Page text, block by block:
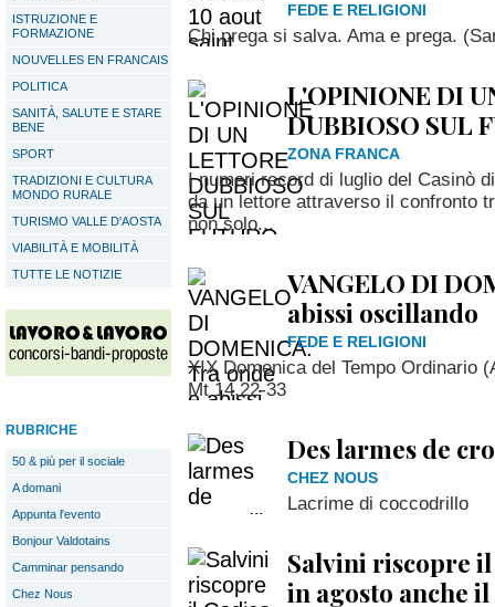
ISTRUZIONE E
FORMAZIONE
NOUVELLES EN FRANCAIS
POLITICA
SANITÀ, SALUTE E STARE
BENE
SPORT
TRADIZIONI E CULTURA
MONDO RURALE
TURISMO VALLE D'AOSTA
VIABILITÀ E MOBILITÀ
TUTTE LE NOTIZIE
RUBRICHE
50 & più per il sociale
A domani
Appunta l'evento
Bonjour Valdotains
Camminar pensando
Chez Nous
FEDE E RELIGIONI
Chi prega si salva. Ama e prega.
L'OPINIONE DI
DUBBIOSO SUL
ZONA FRANCA
I numeri record di luglio del Casinò
da un lettore attraverso il confronto
non solo...
VANGELO DI
abissi oscillando
FEDE E RELIGIONI
XIX Domenica del Tempo Ordinario
Mt 14,22-33
Des larmes de
CHEZ NOUS
Lacrime di coccodrillo
Salvini riscopre
in agosto anche